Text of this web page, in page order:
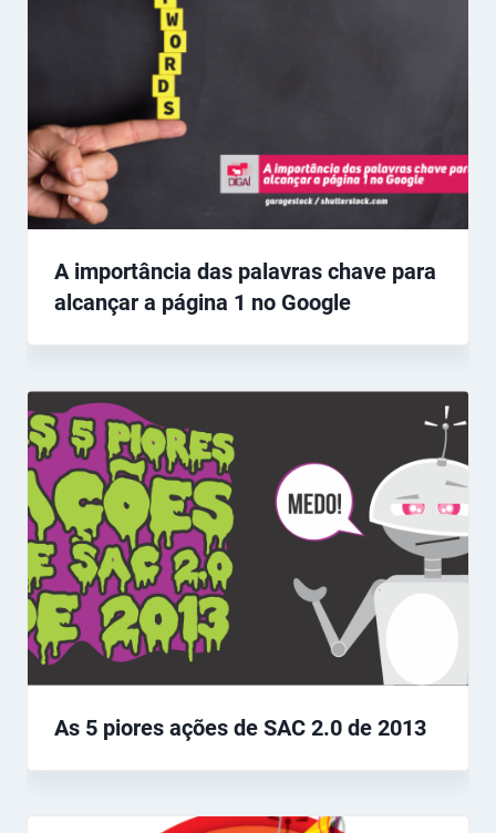
A importância das palavras chave para
alcançar a página 1 no Google
As 5 piores ações de SAC 2.0 de 2013